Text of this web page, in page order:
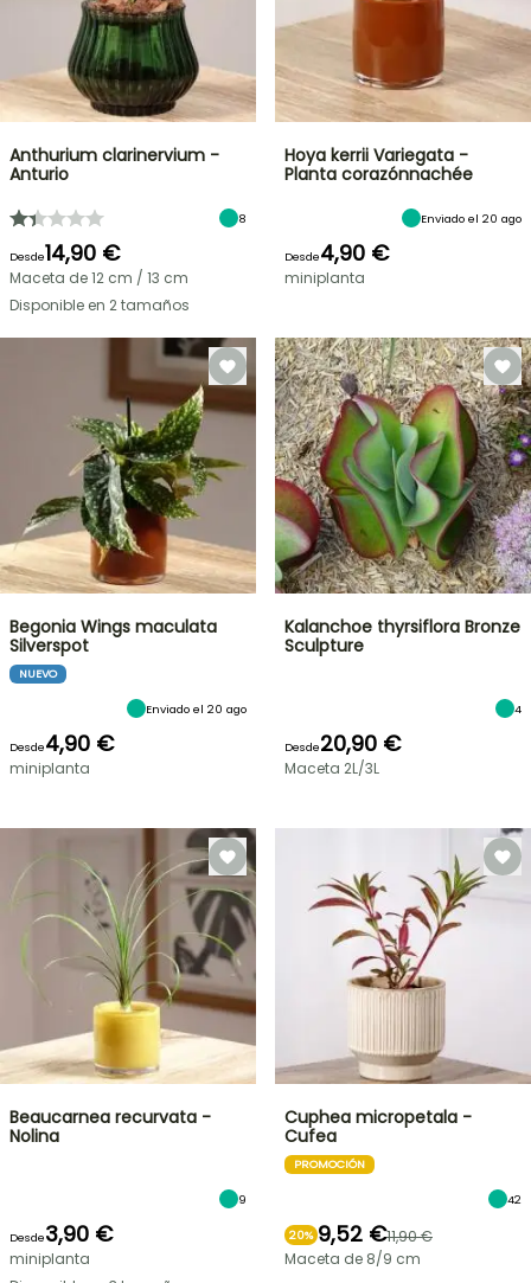
Anthurium clarinervium -
Anturio
8
Desde14,90 €
Maceta de 12 cm / 13 cm
Disponible en 2 tamaños
Hoya kerrii Variegata -
Planta corazónnachée
Enviado el 20 ago
Desde4,90 €
miniplanta
Begonia Wings maculata
Silverspot
NUEVO
Enviado el 20 ago
Desde4,90 €
miniplanta
Kalanchoe thyrsiflora Bronze
Sculpture
4
Desde20,90 €
Maceta 2L/3L
Beaucarnea recurvata -
Nolina
9
Desde3,90 €
miniplanta
Cuphea micropetala -
Cufea
PROMOCIÓN
42
20% 9,52 €11,90 €
Maceta de 8/9 cm